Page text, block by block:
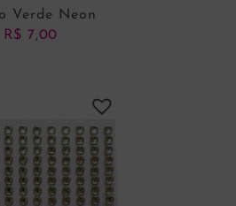
AO CARRINHO
Verde Neon
R$ 7,00